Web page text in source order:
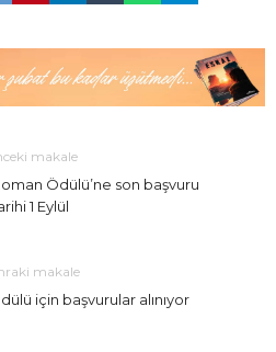
makale
Ödülü’ne son başvuru
1 Eylül
makale
için başvurular alınıyor